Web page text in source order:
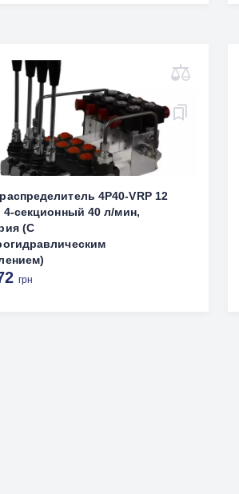
4P40-VRP 12
4-секционный 40 л/мин,
(С
грн